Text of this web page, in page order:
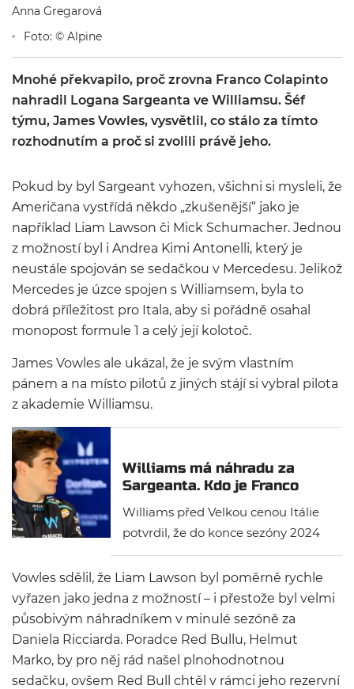
Anna Gregarová
Foto: © Alpine
Mnohé překvapilo, proč zrovna Franco Colapinto
nahradil Logana Sargeanta ve Williamsu. Šéf
týmu, James Vowles, vysvětlil, co stálo za tímto
rozhodnutím a proč si zvolili právě jeho.
Pokud by byl Sargeant vyhozen, všichni si mysleli, že
Američana vystřídá někdo „zkušenější“ jako je
například Liam Lawson či Mick Schumacher. Jednou
z možností byl i Andrea Kimi Antonelli, který je
neustále spojován se sedačkou v Mercedesu. Jelikož
Mercedes je úzce spojen s Williamsem, byla to
dobrá příležitost pro Itala, aby si pořádně osahal
monopost formule 1 a celý její kolotoč.
James Vowles ale ukázal, že je svým vlastním
pánem a na místo pilotů z jiných stájí si vybral pilota
z akademie Williamsu.
Williams má náhradu za
Sargeanta. Kdo je Franco
Williams před Velkou cenou Itálie
potvrdil, že do konce sezóny 2024
bude místo Logana Sargeanta
závodit rezervní jezdec Franco
Colapinto. Kde se vzal
jednadvacetiletý pilot?
Vowles sdělil, že Liam Lawson byl poměrně rychle
vyřazen jako jedna z možností – i přestože byl velmi
působivým náhradníkem v minulé sezóně za
Daniela Ricciarda. Poradce Red Bullu, Helmut
Marko, by pro něj rád našel plnohodnotnou
sedačku, ovšem Red Bull chtěl v rámci jeho rezervní